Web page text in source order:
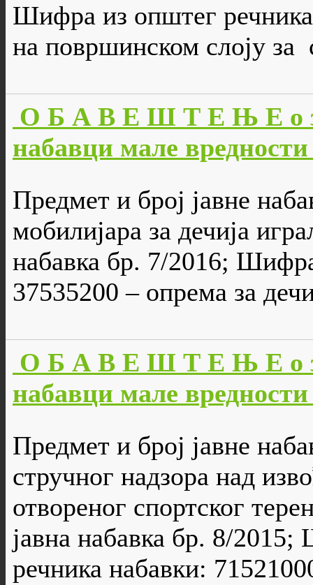
Шифра из општег
на површинском слоју за
О Б А В Е Ш Т Е Њ Е о
набавци мале
Предмет и број јавне
мобилијара за дечија
набавка бр. 7/2016;
37535200 – опрема за
О Б А В Е Ш Т Е Њ Е о
набавци мале
Предмет и број јавне
стручног надзора над
отвореног спортског
јавна набавка бр. 8/
речника набавки: